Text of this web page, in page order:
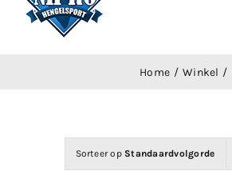
Home Winkel
Sorteer op Standaardvolgorde